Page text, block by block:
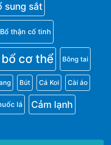
sung sắt
Bổ thận cố tinh
cơ thể Bông tai
Bút Cá Koi Cài áo
lá Cảm lạnh